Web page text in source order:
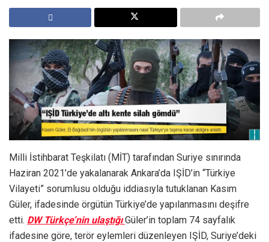
Milli İstihbarat Teşkilatı (MİT) tarafından Suriye sınırında
Haziran 2021’de yakalanarak Ankara’da IŞİD’in “Türkiye
Vilayeti” sorumlusu olduğu iddiasıyla tutuklanan Kasım
Güler, ifadesinde örgütün Türkiye’de yapılanmasını deşifre
etti. DW Türkçe’nin ulaştığıGüler’in toplam 74 sayfalık
ifadesine göre, terör eylemleri düzenleyen IŞİD, Suriye’deki